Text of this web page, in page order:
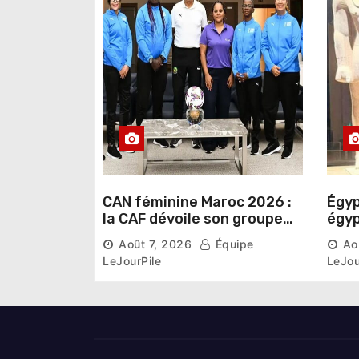
t
i
c
l
e
CAN féminine Maroc 2026 :
la CAF dévoile son groupe
d’experts chargé d’analyser
la compétition
Août 7, 2026
Équipe
LeJourPile
une